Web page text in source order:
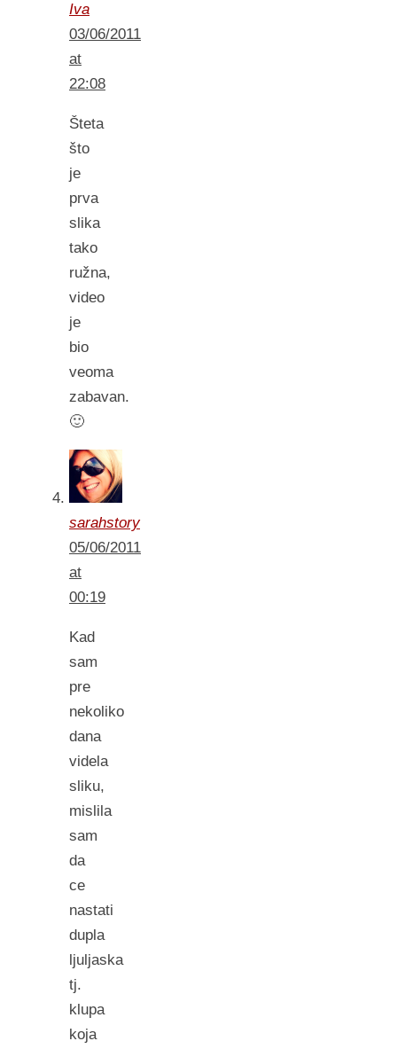
Iva
03/06/2011
at
22:08
Šteta
što
je
prva
slika
tako
ružna,
video
je
bio
veoma
zabavan.
🙂
sarahstory
05/06/2011
at
00:19
Kad
sam
pre
nekoliko
dana
videla
sliku,
mislila
sam
da
ce
nastati
dupla
ljuljaska
tj.
klupa
koja